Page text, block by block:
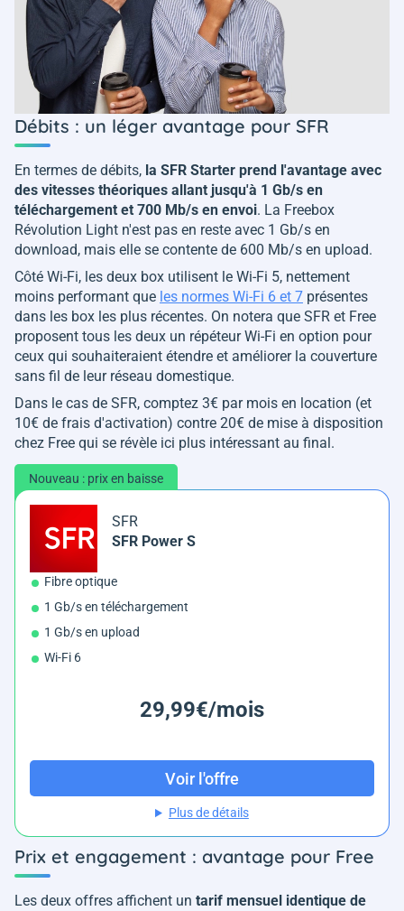
Débits : un léger avantage pour SFR
En termes de débits, la SFR Starter prend l'avantage avec
des vitesses théoriques allant jusqu'à 1 Gb/s en
téléchargement et 700 Mb/s en envoi. La Freebox
Révolution Light n'est pas en reste avec 1 Gb/s en
download, mais elle se contente de 600 Mb/s en upload.
Côté Wi-Fi, les deux box utilisent le Wi-Fi 5, nettement
moins performant que les normes Wi-Fi 6 et 7 présentes
dans les box les plus récentes. On notera que SFR et Free
proposent tous les deux un répéteur Wi-Fi en option pour
ceux qui souhaiteraient étendre et améliorer la couverture
sans fil de leur réseau domestique.
Dans le cas de SFR, comptez 3€ par mois en location (et
10€ de frais d'activation) contre 20€ de mise à disposition
chez Free qui se révèle ici plus intéressant au final.
Nouveau : prix en baisse
SFR
SFR Power S
Fibre optique
1 Gb/s en téléchargement
1 Gb/s en upload
Wi-Fi 6
29,99€/mois
Voir l'offre
Plus de détails
Prix et engagement : avantage pour Free
Les deux offres affichent un tarif mensuel identique de